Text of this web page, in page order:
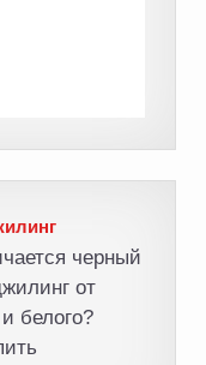
черный
от
белого?